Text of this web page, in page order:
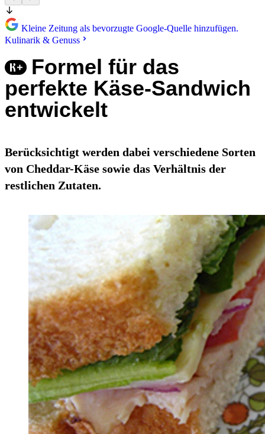
Kleine Zeitung als bevorzugte Google-Quelle hinzufügen.
Kulinarik & Genuss
Formel für das
perfekte Käse-Sandwich
entwickelt
Berücksichtigt werden dabei verschiedene Sorten
von Cheddar-Käse sowie das Verhältnis der
restlichen Zutaten.